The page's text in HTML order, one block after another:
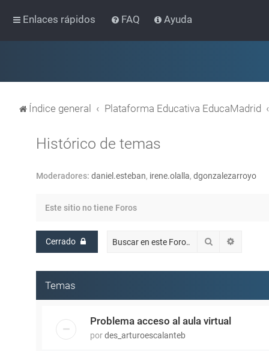
Enlaces rápidos FAQ Ayuda
Índice general Plataforma Educativa EducaMadrid
Histórico de temas
Moderadores: daniel.esteban, irene.olalla, dgonzalezarroyo
Este sitio no tiene Foros
Cerrado Buscar
Temas
Problema acceso al aula virtual
pordes_arturoescalanteb